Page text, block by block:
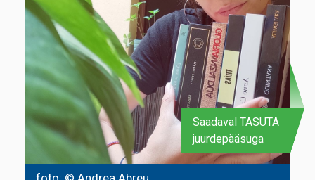
Saadaval TASUTA
juurdepääsuga